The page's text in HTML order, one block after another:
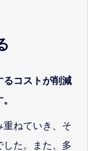
るコストが削減
重ねていき、そ
した。また、多